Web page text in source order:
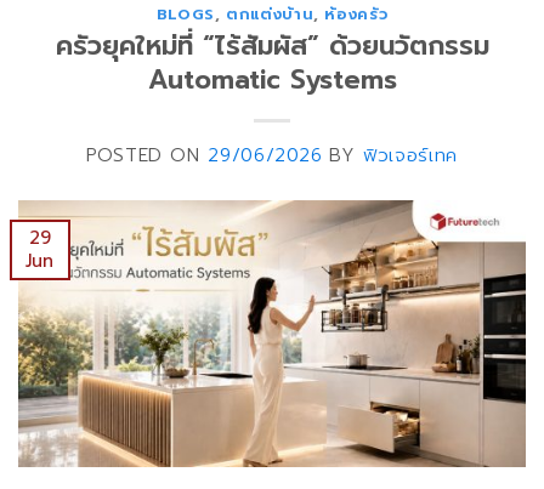
BLOGS, ตกแต่งบ้าน, ห้องครัว
ครัวยุคใหม่ที่ “ไร้สัมผัส” ด้วยนวัตกรรม
Automatic Systems
POSTED ON 29/06/2026 BYฟิวเจอร์เทค
29
Jun